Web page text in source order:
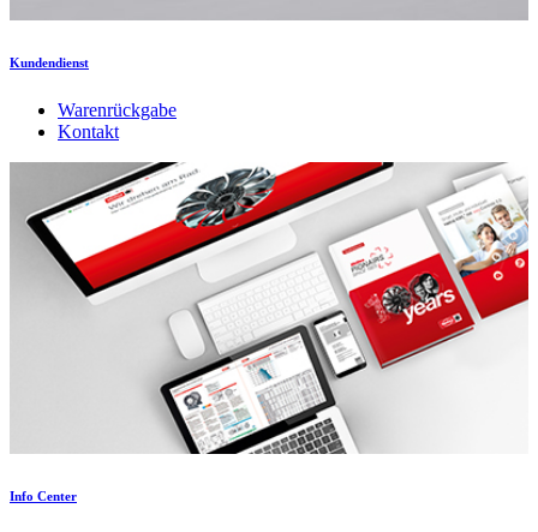
Kundendienst
Warenrückgabe
Kontakt
Info Center